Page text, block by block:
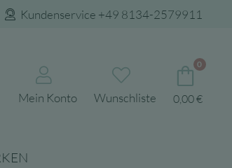
Kundenservice +49 8134-2579911
Mein Konto Wunschliste
0
0,00€